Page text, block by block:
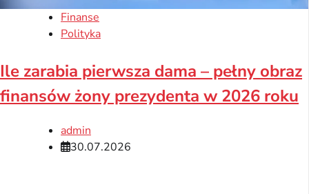
Finanse
Polityka
Ile zarabia pierwsza dama – pełny obraz
finansów żony prezydenta w 2026 roku
admin
30.07.2026